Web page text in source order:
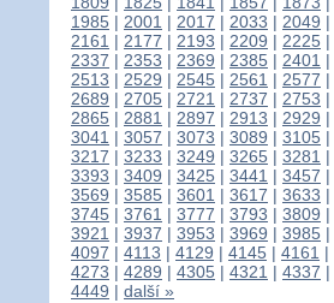
1985 | 2001 | 2017 | 2033 | 2049 |
2161 | 2177 | 2193 | 2209 | 2225 |
2337 | 2353 | 2369 | 2385 | 2401 |
2513 | 2529 | 2545 | 2561 | 2577 |
2689 | 2705 | 2721 | 2737 | 2753 |
2865 | 2881 | 2897 | 2913 | 2929 |
3041 | 3057 | 3073 | 3089 | 3105 |
3217 | 3233 | 3249 | 3265 | 3281 |
3393 | 3409 | 3425 | 3441 | 3457 |
3569 | 3585 | 3601 | 3617 | 3633 |
3745 | 3761 | 3777 | 3793 | 3809 |
3921 | 3937 | 3953 | 3969 | 3985 |
4097 | 4113 | 4129 | 4145 | 4161 |
4273 | 4289 | 4305 | 4321 | 4337 |
4449 | další »